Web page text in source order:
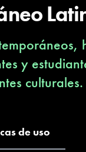
y
culturales.
de uso